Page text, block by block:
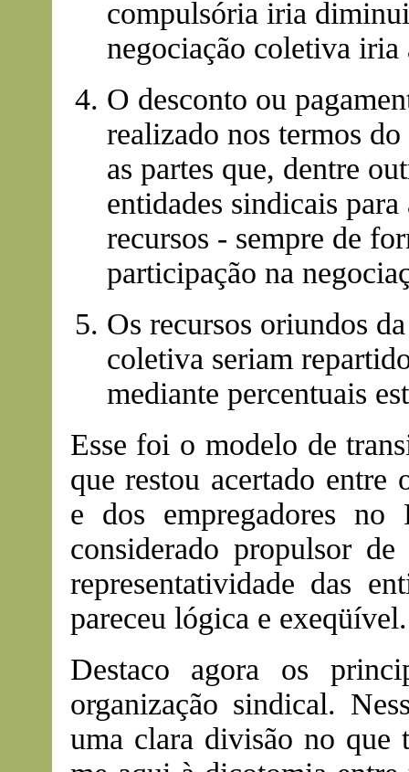
compulsória iria
negociação coletiva iria
O desconto ou
realizado nos termos
as partes que, dentre
entidades sindicais
recursos - sempre de
participação na
Os recursos oriundos
coletiva seriam
mediante percentuais
Esse foi o modelo de
que restou acertado entre
e dos empregadores
considerado propulsor
representatividade das
pareceu lógica e exeqüível.
Destaco agora os
organização sindical.
uma clara divisão no que